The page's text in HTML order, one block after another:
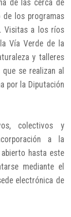
de las cerca de
de los programas
Visitas a los ríos
Vía Verde de la
y talleres
se realizan al
por la Diputación
colectivos y
a la
hasta este
mediante el
electrónica de